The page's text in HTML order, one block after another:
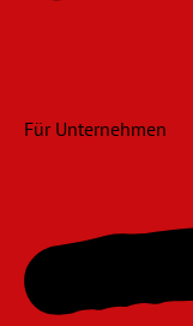
Für Unternehmen